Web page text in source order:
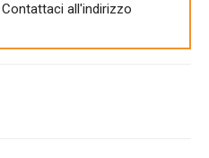
all'indirizzo